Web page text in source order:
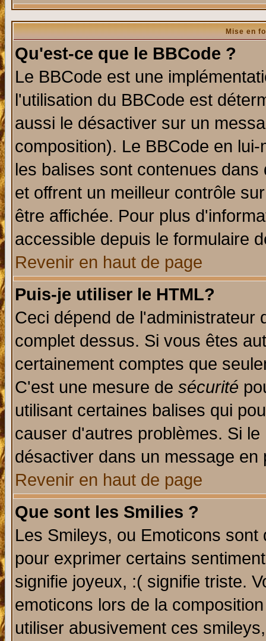
Mise en
Qu'est-ce que le BBCode ?
Le BBCode est une
l'utilisation du BBCode est
aussi le désactiver sur un
composition). Le BBCode en
les balises sont contenues
et offrent un meilleur contrôle
être affichée. Pour plus
accessible depuis le formulaire
Revenir en haut de page
Puis-je utiliser le HTML?
Ceci dépend de l'administrateur
complet dessus. Si vous êtes
certainement comptes que
C'est une mesure de sécurité
utilisant certaines balises qui
causer d'autres problèmes. Si
désactiver dans un message
Revenir en haut de page
Que sont les Smilies ?
Les Smileys, ou Emoticons
pour exprimer certains
signifie joyeux, :( signifie triste.
emoticons lors de la
utiliser abusivement ces